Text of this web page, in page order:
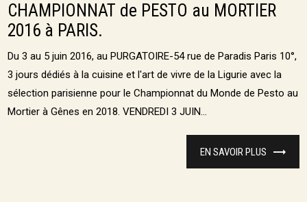
CHAMPIONNAT de PESTO au MORTIER
2016 à PARIS.
Du 3 au 5 juin 2016, au PURGATOIRE-54 rue de Paradis Paris 10°,
3 jours dédiés à la cuisine et l'art de vivre de la Ligurie avec la
sélection parisienne pour le Championnat du Monde de Pesto au
Mortier à Gênes en 2018. VENDREDI 3 JUIN...
EN SAVOIR PLUS